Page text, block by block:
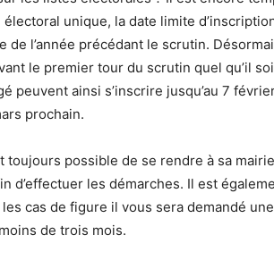
unique, la date limite
de l’année précédant le scrutin.
le premier tour du scrutin quel qu’il
peuvent ainsi s’inscrire jusqu’au 7
prochain.
toujours possible de se rendre à sa
d’effectuer les démarches. Il est
cas de figure il vous sera demandé
de trois mois.